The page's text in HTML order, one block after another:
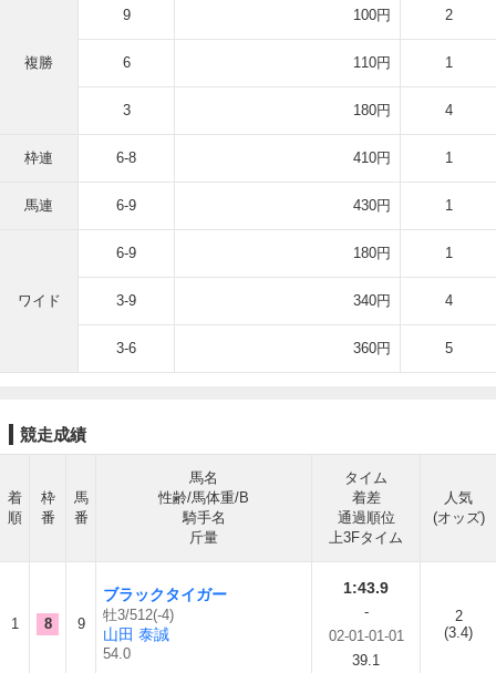
複勝
9 100円 2
6 110円 1
3 180円 4
枠連 6-8 410円 1
馬連 6-9 430円 1
ワイド
6-9 180円 1
3-9 340円 4
3-6 360円 5
競走成績
着
順
枠
番
馬
番
馬名
性齢/馬体重/B
騎手名
斤量
タイム
着差
通過順位
上3Fタイム
人気
(オッズ)
1 8 9
ブラックタイガー
牡3/512(-4)
山田 泰誠
54.0
1:43.9
-
02-01-01-01
39.1
2
(3.4)